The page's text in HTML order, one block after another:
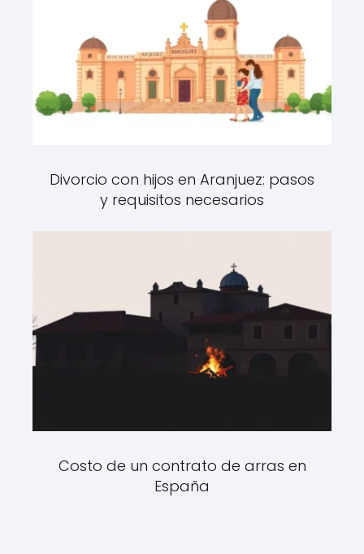
Divorcio con hijos en Aranjuez: pasos
y requisitos necesarios
Costo de un contrato de arras en
España